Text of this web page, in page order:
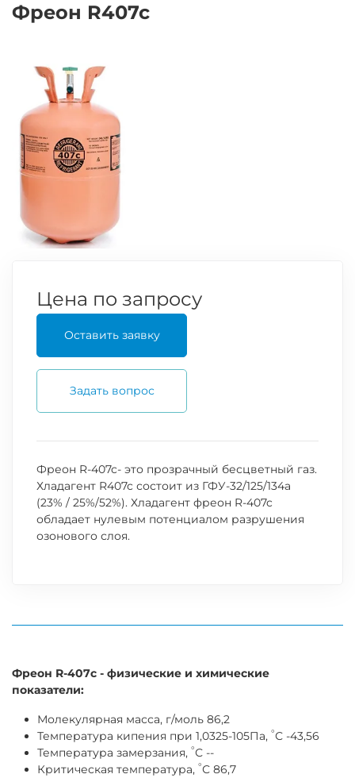
Фреон R407c
Цена по запросу
Оставить заявку
Задать вопрос
Фреон R-407c- это прозрачный бесцветный газ.
Хладагент R407c состоит из ГФУ-32/125/134a
(23% / 25%/52%). Хладагент фреон R-407c
обладает нулевым потенциалом разрушения
озонового слоя.
Фреон R-407с - физические и химические
показатели:
Молекулярная масса, г/моль 86,2
Температура кипения при 1,0325-105Па, °С -43,56
Температура замерзания, °С --
Критическая температура, °С 86,7